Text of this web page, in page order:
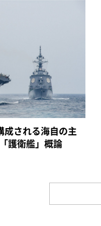
成される海自の主
護衛艦」概論